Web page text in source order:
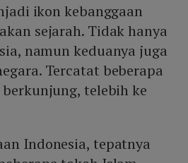
ikon kebanggaan
sejarah. Tidak hanya
namun keduanya juga
Tercatat beberapa
telebih ke
Indonesia, tepatnya